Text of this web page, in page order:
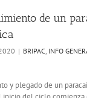
de un
| BRIPAC, INFO
y plegado de un